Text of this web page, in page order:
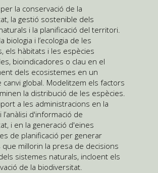
la conservació de la
la gestió sostenible dels
i la planificació del territori.
biologia i l’ecologia de les
els hàbitats i les espècies
bioindicadores o clau en el
dels ecosistemes en un
canvi global. Modelitzem els factors
la distribució de les espècies.
a les administracions en la
l’anàlisi d'informació de
i en la generació d'eines
de planificació per generar
millorin la presa de decisions
sistemes naturals, incloent els
de la biodiversitat.